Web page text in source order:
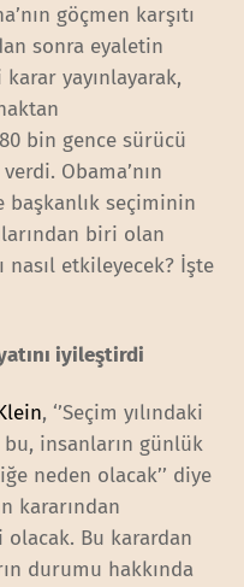
göçmen karşıtı
sonra eyaletin
yayınlayarak,
bin gence sürücü
Obama’nın
başkanlık seçiminin
biri olan
nasıl etkileyecek? İşte
iyileştirdi
, ‘’Seçim yılındaki
insanların günlük
neden olacak’’ diye
kararından
Bu karardan
durumu hakkında